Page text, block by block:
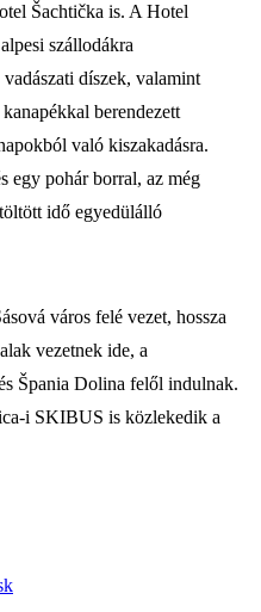
Šachtička is. A Hotel
szállodákra
díszek, valamint
berendezett
való kiszakadásra.
egy pohár borral, az még
idő egyedülálló
város felé vezet, hossza
vezetnek ide, a
Špania Dolina felől indulnak.
i SKIBUS is közlekedik a